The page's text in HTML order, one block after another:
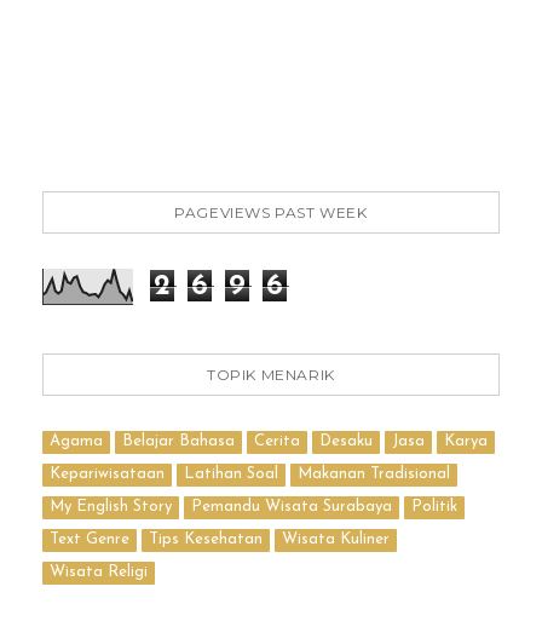
PAGEVIEWS PAST WEEK
2 6 9 6
TOPIK MENARIK
Agama Belajar Bahasa Cerita Desaku Jasa Karya
Kepariwisataan Latihan Soal Makanan Tradisional
My English Story Pemandu Wisata Surabaya Politik
Text Genre Tips Kesehatan Wisata Kuliner
Wisata Religi